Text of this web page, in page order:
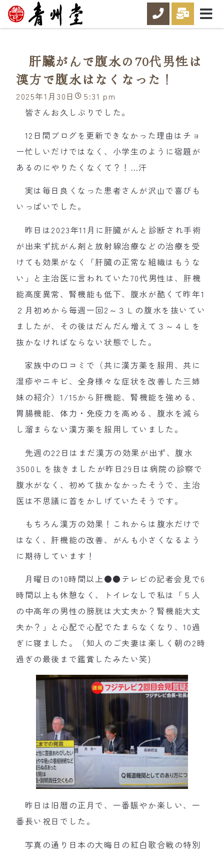
肝臓がんで腹水の70代男性は
漢方で腹水はなくなった！
2025年1月30日
5:31 pm
皆さんお久しぶりでした。
12日間ブログを更新できなかった理由はチョ
ー忙しいだけではなく、小学生のように宿題が
あるのにやりたくなくて？！…汗
実は毎日良くなった患者さんが沢山で喜びも
いっぱいでした。
昨日は2023年11月に肝臓がんと診断され手術
が出来ず抗がん剤と放射線治療などの治療を受
けても効果がなく「肝臓の正常な組織はもうな
い」と主治医に言われていた70代男性は、肝機
能高度異常、腎機能も低下、腹水が酷くて昨年1
２月初めから毎週一回2～３Ｌの腹水を抜いてい
ましたが、その後はだんだん増えて３～４Ｌを
抜かなければならない状態でした。
家族中の口コミで（共に漢方薬を服用、共に
湿疹やニキビ、全身様々な症状を改善した三姉
妹の紹介）1/15から肝機能、腎機能を強める、
胃腸機能、体力・免疫力を高める、腹水を減ら
し溜まらない漢方薬を服用していました。
先週の22日はまだ漢方の効果が出ず、腹水
3500Ｌを抜きましたが昨日29日は病院の診察で
腹水がなく、初めて抜かなかったそうで、主治
医は不思議に首をかしげていたそうです。
もちろん漢方の効果！これからは腹水だけで
はなく、肝機能の改善、がんも小さくなるよう
に期待しています！
月曜日の10時間以上●●テレビの記者会見で6
時間以上も休憩なく、トイレなしで私は「５人
の中高年の男性の膀胱は大丈夫か？腎機能大丈
夫か？」と心配で心配でたまらなくなり、10過
ぎに寝ました。（知人のご夫妻は楽しく朝の2時
過ぎの最後まで鑑賞したみたい笑)
昨日は旧暦の正月で、一番賑やか楽しい、一
番長い祝日でした。
写真の通り日本の大晦日の紅白歌合戦の特別